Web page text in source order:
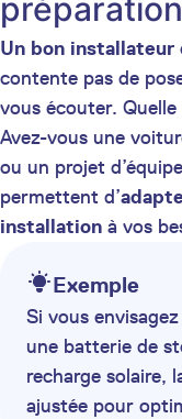
Un bon installateur
contente pas de
vous écouter.
Avez-vous une
ou un projet
permettent d’
installation à vos
Exemple
Si vous
une batterie de
recharge solaire,
ajustée pour